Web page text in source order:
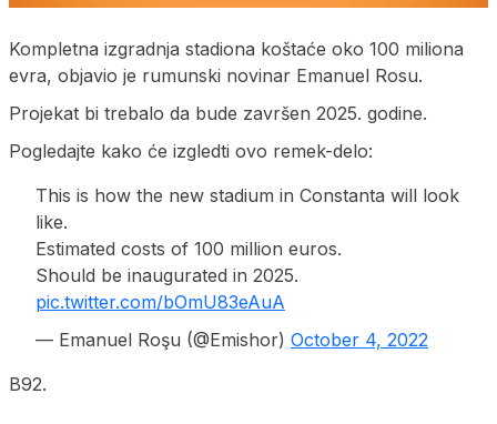
Kompletna izgradnja stadiona koštaće oko 100 miliona
evra, objavio je rumunski novinar Emanuel Rosu.
Projekat bi trebalo da bude završen 2025. godine.
Pogledajte kako će izgledti ovo remek-delo:
This is how the new stadium in Constanta will look
like.
Estimated costs of 100 million euros.
Should be inaugurated in 2025.
pic.twitter.com/bOmU83eAuA
— Emanuel Roşu (@Emishor) October 4, 2022
B92.